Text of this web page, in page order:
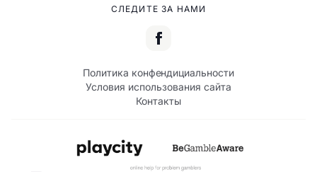
СЛЕДИТЕ ЗА НАМИ
Политика конфендициальности
Условия использования сайта
Контакты